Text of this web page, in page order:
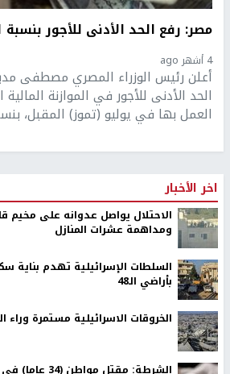
مصر: رفع الحد الأدنى للأجور بنسبة 21% بدءاً من يوليو
4 أشهر ago
أعلن رئيس الوزراء المصري مصطفى
الحد الأدنى للأجور في الموازنة
العمل بها في يوليو (تموز) المقبل، بنسبة
اخر الأخبار
الاحتلال يواصل عدوانه على مخيم
ومداهمة عشرات المنازل
السلطات الإسرائيلية تهدم بناية
بأراضي الـ48
الخروقات الاسرائيلية مستمرة وراء
الشرطة: مقتل مواطن (34 عاما) في بيرزيت شمال رام الله